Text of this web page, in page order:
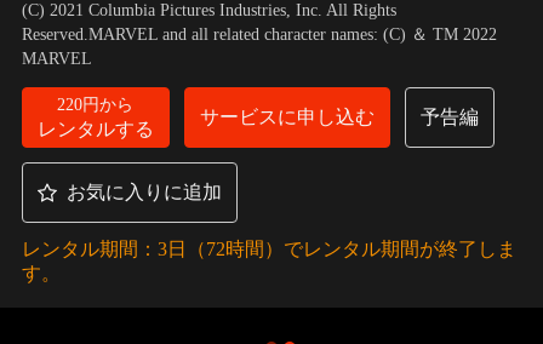
クエンティン刑務所である死刑囚、クレタス・キャサディと再会
する。クレタスは幾度となく猟奇殺人を…。
(C) 2021 Columbia Pictures Industries, Inc. All Rights
Reserved.MARVEL and all related character names: (C) ＆ TM 2022
MARVEL
220円から
レンタルする
サービスに申し込む 予告編
お気に入りに追加
レンタル期間：3日（72時間）でレンタル期間が終了しま
す。